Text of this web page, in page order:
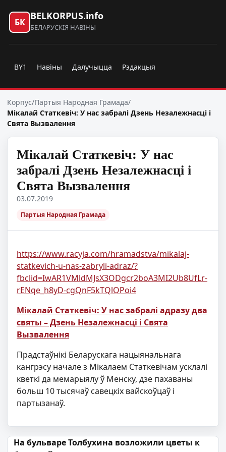
БК
BELKORPUS.info
БЕЛАРУСКІЯ НАВІНЫ
BY1 Навіны Далучыцца Рэдакцыя
Корпус/Партыя Народная Грамада/
Мікалай Статкевіч: У нас забралі Дзень Незалежнасці і
Свята Вызвалення
Мікалай Статкевіч: У нас
забралі Дзень Незалежнасці і
Свята Вызвалення
03.07.2019
Партыя Народная Грамада
https://www.racyja.com/hramadstva/mikalaj-
statkevich-u-nas-zabryli-adraz/?
fbclid=IwAR1VMldMJsX3ODgcr2boA3MI2Ub8UfLr-
rENqe_h8yD-cgQnF5kTQlOPoi4
Мікалай Статкевіч: У нас забралі адразу два
святы – Дзень Незалежнасці і Свята
Вызвалення
Прадстаўнікі Беларускага нацыянальнага
кангрэсу начале з Мікалаем Статкевічам усклалі
кветкі да мемарыялу ў Менску, дзе пахаваны
больш 10 тысячаў савецкіх вайскоўцаў і
партызанаў.
Навігацыя па запісах
На бульваре Толбухина возложили цветы к